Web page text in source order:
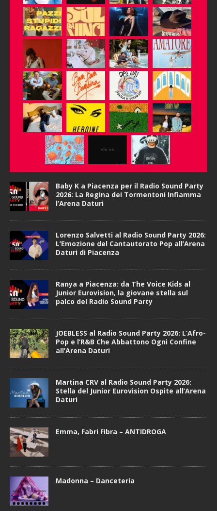
Baby K a Piacenza per il Radio Sound Party
2026: La Regina dei Tormentoni Infiamma
l’Arena Daturi
Lorenzo Salvetti al Radio Sound Party 2026:
L’Emozione del Cantautorato Pop all’Arena
Daturi di Piacenza
Ranya a Piacenza: da The Voice Kids al
Junior Eurovision, la giovane stella sul
palco del Radio Sound Party
JOEBLESS al Radio Sound Party 2026: L’Afro-
Pop e l’R&B Che Abbattono Ogni Confine
all’Arena Daturi
Martina CRV al Radio Sound Party 2026:
Stella del Junior Eurovision Ospite all’Arena
Daturi
Emma, Fabri Fibra – ANTIDROGA
Madonna – Danceteria